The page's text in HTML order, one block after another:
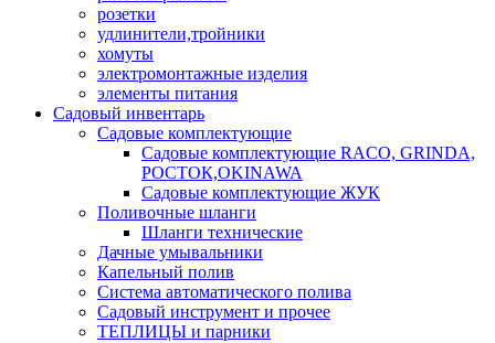
розетки
удлинители,тройники
хомуты
электромонтажные изделия
элементы питания
Садовый инвентарь
Садовые комплектующие
Садовые комплектующие RACO, GRINDA,
РОСТОК,OKINAWA
Садовые комплектующие ЖУК
Поливочные шланги
Шланги технические
Дачные умывальники
Капельный полив
Система автоматического полива
Садовый инструмент и прочее
ТЕПЛИЦЫ и парники